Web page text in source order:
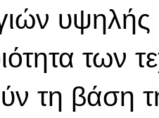
υψηλής
των
τη βάση